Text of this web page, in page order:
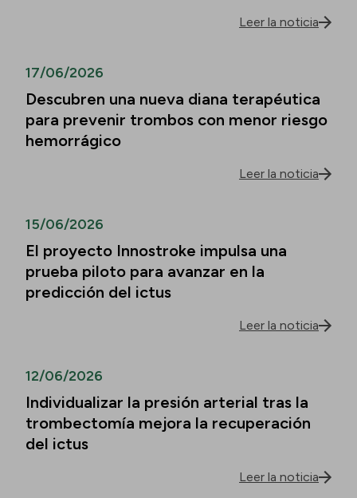
Leer la noticia
17/06/2026
Descubren una nueva diana terapéutica
para prevenir trombos con menor riesgo
hemorrágico
Leer la noticia
15/06/2026
El proyecto Innostroke impulsa una
prueba piloto para avanzar en la
predicción del ictus
Leer la noticia
12/06/2026
Individualizar la presión arterial tras la
trombectomía mejora la recuperación
del ictus
Leer la noticia